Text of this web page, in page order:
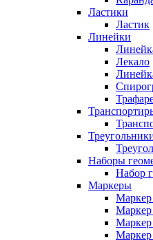
Ластики
Ластик
Линейки
Лекало
Наборы
Набор
Маркеры
Маркер
Маркер
Маркер